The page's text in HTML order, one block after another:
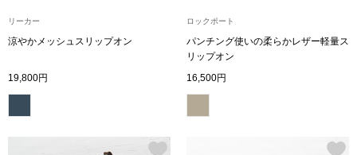
集
タログ
ハンドバッグ
リーカー
涼やかメッシュスリップオン
19,800円
ロックポート
パンチング使いの柔らかレザー軽量ス
リップオン
16,500円